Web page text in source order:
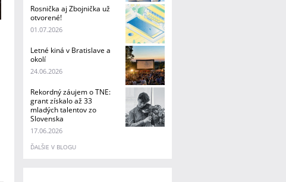
Rosnička aj Zbojnička už
otvorené!
01.07.2026
Letné kiná v Bratislave a
okolí
24.06.2026
Rekordný záujem o TNE:
grant získalo až 33
mladých talentov zo
Slovenska
17.06.2026
ĎALŠIE V BLOGU